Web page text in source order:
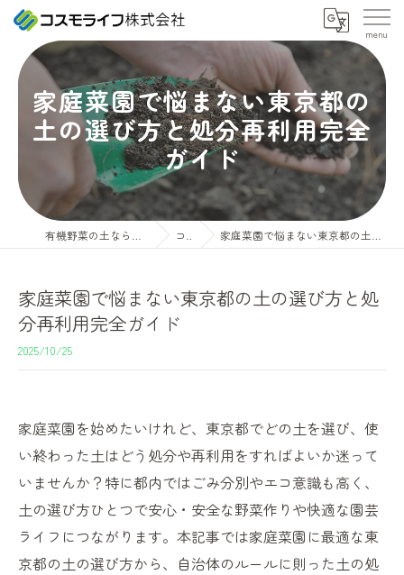
家庭菜園で悩まない東京都の
土の選び方と処分再利用完全
ガイド
コラム 家庭菜園で悩まない東京都の土の選び方と処分再利用完全ガイド
家庭菜園で悩まない東京都の土の選び方と処
分再利用完全ガイド
2025/10/25
家庭菜園を始めたいけれど、東京都でどの土を選び、使
い終わった土はどう処分や再利用をすればよいか迷って
いませんか？特に都内ではごみ分別やエコ意識も高く、
土の選び方ひとつで安心・安全な野菜作りや快適な園芸
ライフにつながります。本記事では家庭菜園に最適な東
京都の土の選び方から、自治体のルールに則った土の処